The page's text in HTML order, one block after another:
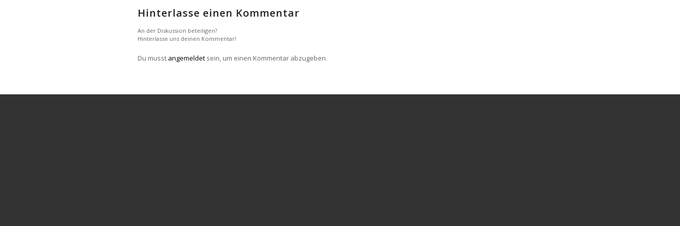
Hinterlasse einen Kommentar
An der Diskussion beteiligen?
Hinterlasse uns deinen Kommentar!
Du musst angemeldet sein, um einen Kommentar abzugeben.